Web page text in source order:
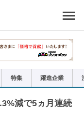
特集 躍進企業
減で5ヵ月連続